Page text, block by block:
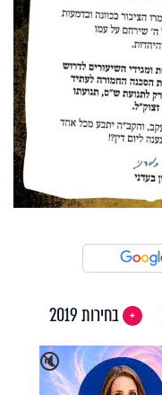
בחירות 2019
🔇